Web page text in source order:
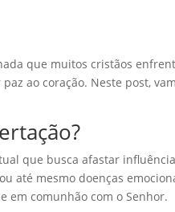
que muitos cristãos
ao coração. Neste post,
que busca afastar
até mesmo doenças
em comunhão com o Senhor.